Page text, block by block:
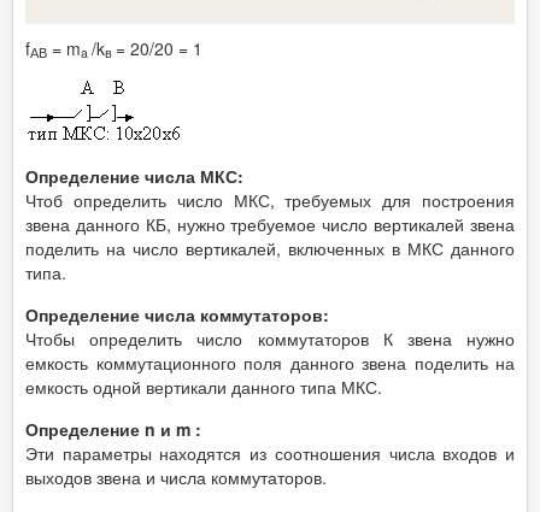
fАВ = ma /kв = 20/20 = 1
Определение числа МКС:
Чтоб определить число МКС, требуемых для построения
звена данного КБ, нужно требуемое число вертикалей звена
поделить на число вертикалей, включенных в МКС данного
типа.
Определение числа коммутаторов:
Чтобы определить число коммутаторов К звена нужно
емкость коммутационного поля данного звена поделить на
емкость одной вертикали данного типа МКС.
Определение n и m :
Эти параметры находятся из соотношения числа входов и
выходов звена и числа коммутаторов.